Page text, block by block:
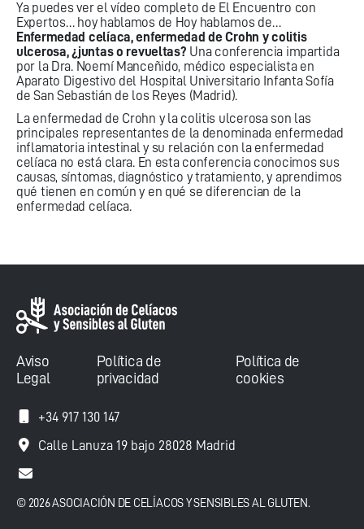
Ya puedes ver el vídeo completo de El Encuentro con
Expertos… hoy hablamos de Hoy hablamos de…
Enfermedad celíaca, enfermedad de Crohn y colitis
ulcerosa, ¿juntas o revueltas? Una conferencia impartida
por la Dra. Noemí Manceñido, médico especialista en
Aparato Digestivo del Hospital Universitario Infanta Sofía
de San Sebastián de los Reyes (Madrid).
La enfermedad de Crohn y la colitis ulcerosa son las
principales representantes de la denominada enfermedad
inflamatoria intestinal y su relación con la enfermedad
celíaca no está clara. En esta conferencia conocimos sus
causas, síntomas, diagnóstico y tratamiento, y aprendimos
qué tienen en común y en qué se diferencian de la
enfermedad celíaca.
Aviso
Legal
Política de
privacidad
Política de
cookies
+34 917 130 147
Calle Lanuza 19 bajo 28028 Madrid
© 2026 ASOCIACIÓN DE CELÍACOS Y SENSIBLES AL GLUTEN.